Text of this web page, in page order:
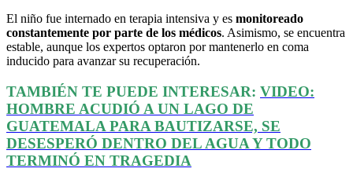
El niño fue internado en terapia intensiva y es monitoreado
constantemente por parte de los médicos. Asimismo, se encuentra
estable, aunque los expertos optaron por mantenerlo en coma
inducido para avanzar su recuperación.
TAMBIÉN TE PUEDE INTERESAR: VIDEO:
HOMBRE ACUDIÓ A UN LAGO DE
GUATEMALA PARA BAUTIZARSE, SE
DESESPERÓ DENTRO DEL AGUA Y TODO
TERMINÓ EN TRAGEDIA